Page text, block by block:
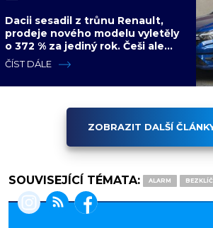
Dacii sesadil z trůnu Renault,
prodeje nového modelu vyletěly
o 372 % za jediný rok. Češi ale
jedou svojí pohádku
ČÍST DÁLE
ZOBRAZIT DALŠÍ
SOUVISEJÍCÍ TÉMATA: ALARM